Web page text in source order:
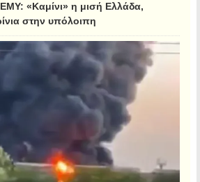
«Καμίνι» η μισή Ελλάδα,
στην υπόλοιπη